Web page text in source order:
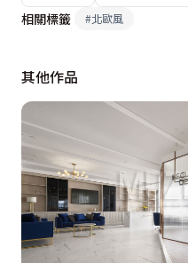
坪，方便長者行動自如，
相關標籤
#北歐風
其他作品